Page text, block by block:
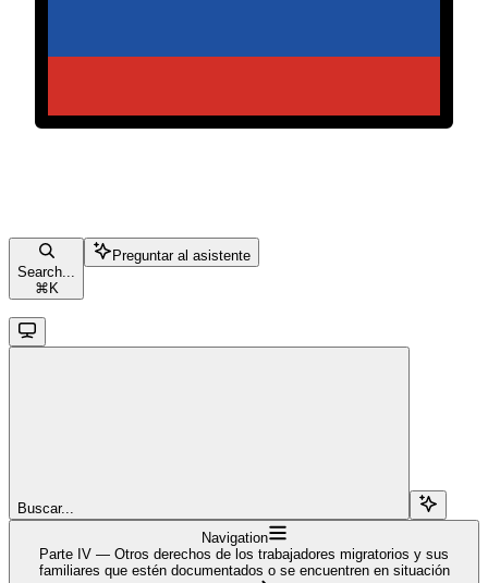
Search...
⌘ K
Preguntar al asistente
Buscar...
Navigation
Parte IV — Otros derechos de los trabajadores migratorios y sus
familiares que estén documentados o se encuentren en situación